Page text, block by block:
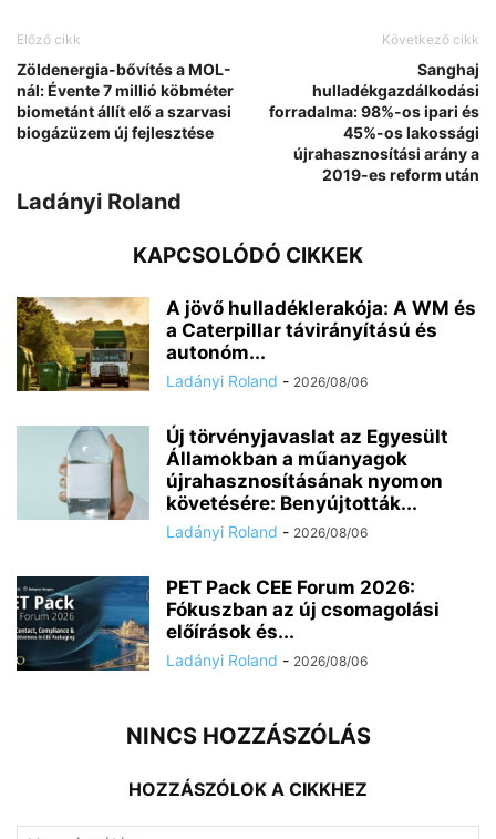
Előző cikk
Zöldenergia-bővítés a MOL-
nál: Évente 7 millió köbméter
biometánt állít elő a szarvasi
biogázüzem új fejlesztése
Következő cikk
Sanghaj
hulladékgazdálkodási
forradalma: 98%-os ipari és
45%-os lakossági
újrahasznosítási arány a
2019-es reform után
Ladányi Roland
KAPCSOLÓDÓ CIKKEK
A jövő hulladéklerakója: A WM és
a Caterpillar távirányítású és
autonóm...
Ladányi Roland - 2026/08/06
Új törvényjavaslat az Egyesült
Államokban a műanyagok
újrahasznosításának nyomon
követésére: Benyújtották...
Ladányi Roland - 2026/08/06
PET Pack CEE Forum 2026:
Fókuszban az új csomagolási
előírások és...
Ladányi Roland - 2026/08/06
NINCS HOZZÁSZÓLÁS
HOZZÁSZÓLOK A CIKKHEZ